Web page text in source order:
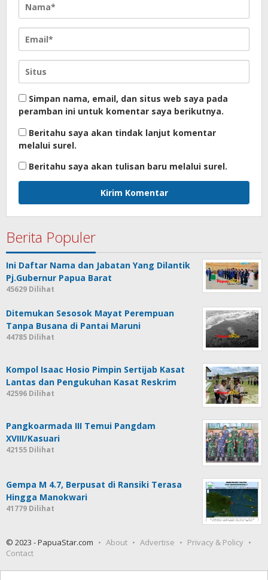
Simpan nama, email, dan situs web saya pada
peramban ini untuk komentar saya berikutnya.
Beritahu saya akan tindak lanjut komentar
melalui surel.
Beritahu saya akan tulisan baru melalui surel.
Berita Populer
Ini Daftar Nama dan Jabatan Yang Dilantik
Pj.Gubernur Papua Barat
45629 Dilihat
Ditemukan Sesosok Mayat Perempuan
Tanpa Busana di Pantai Maruni
44785 Dilihat
Kompol Isaac Hosio Pimpin Sertijab Kasat
Lantas dan Pengukuhan Kasat Reskrim
42596 Dilihat
Pangkoarmada III Temui Pangdam
XVIII/Kasuari
42155 Dilihat
Gempa M 4.7, Berpusat di Ransiki Terasa
Hingga Manokwari
41779 Dilihat
© 2023 - PapuaStar.com About Advertise
Privacy & Policy
Contact